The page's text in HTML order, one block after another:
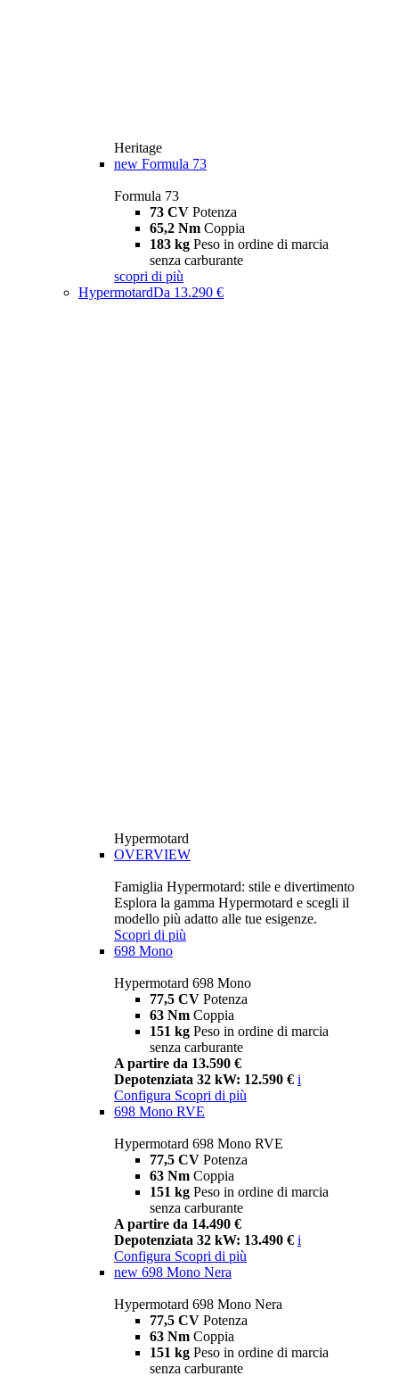
Heritage
new Formula 73
Formula 73
73 CV Potenza
65,2 Nm Coppia
183 kg Peso in ordine di marcia
senza carburante
scopri di più
HypermotardDa 13.290 €
Hypermotard
OVERVIEW
Famiglia Hypermotard: stile e divertimento
Esplora la gamma Hypermotard e scegli il
modello più adatto alle tue esigenze.
Scopri di più
698 Mono
Hypermotard 698 Mono
77,5 CV Potenza
63 Nm Coppia
151 kg Peso in ordine di marcia
senza carburante
A partire da 13.590 €
Depotenziata 32 kW: 12.590 € i
Configura Scopri di più
698 Mono RVE
Hypermotard 698 Mono RVE
77,5 CV Potenza
63 Nm Coppia
151 kg Peso in ordine di marcia
senza carburante
A partire da 14.490 €
Depotenziata 32 kW: 13.490 € i
Configura Scopri di più
new 698 Mono Nera
Hypermotard 698 Mono Nera
77,5 CV Potenza
63 Nm Coppia
151 kg Peso in ordine di marcia
senza carburante